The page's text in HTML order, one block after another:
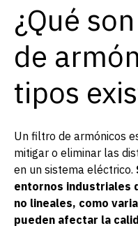
¿Qué
de
tipos
Un filtro de armónicos
mitigar o eliminar las
en un sistema eléctrico.
entornos industriales
no lineales, como
pueden afectar la